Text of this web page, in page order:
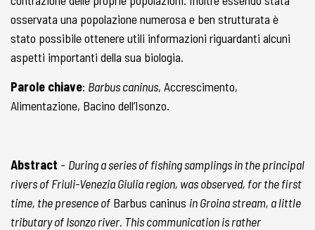
osservata una popolazione numerosa e ben strutturata è
stato possibile ottenere utili informazioni riguardanti alcuni
aspetti importanti della sua biologia.
Parole chiave: Barbus caninus, Accrescimento,
Alimentazione, Bacino dell’Isonzo.
Abstract - During a series of fishing samplings in the principal
rivers of Friuli-Venezia Giulia region, was observed, for the first
time, the presence of Barbus caninus in Groina stream, a little
tributary of Isonzo river. This communication is rather